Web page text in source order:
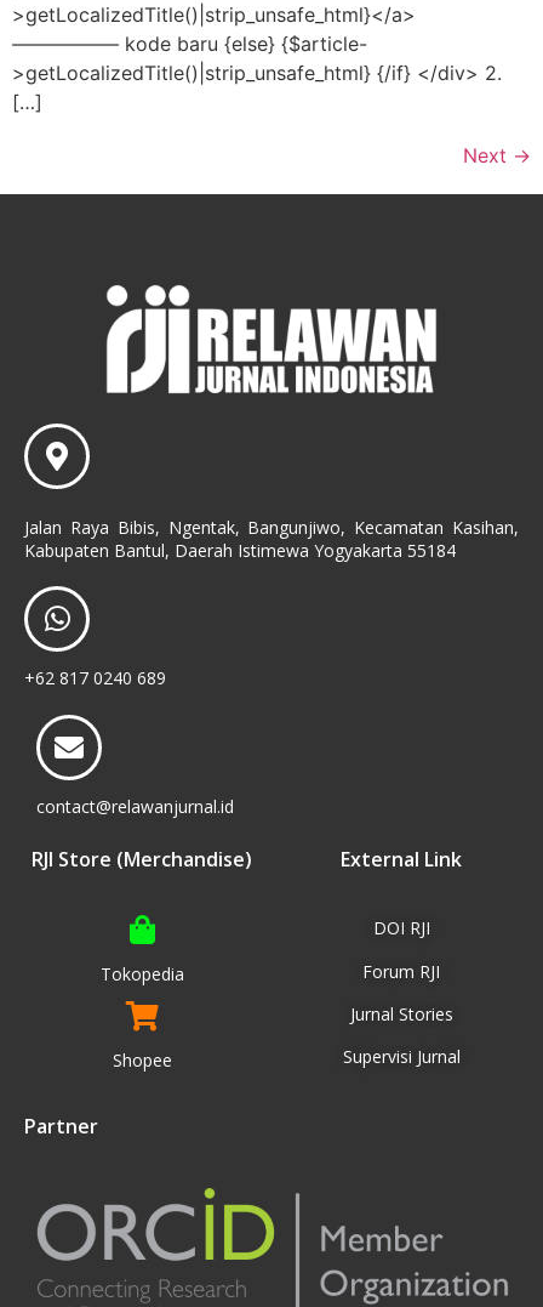
>getLocalizedTitle()|strip_unsafe_html}</a>
—————– kode baru {else} {$article-
>getLocalizedTitle()|strip_unsafe_html} {/if} </div> 2.
[…]
Next →
Jalan Raya Bibis, Ngentak, Bangunjiwo, Kecamatan Kasihan,
Kabupaten Bantul, Daerah Istimewa Yogyakarta 55184
+62 817 0240 689
contact@relawanjurnal.id
RJI Store (Merchandise)
Tokopedia
Shopee
External Link
DOI RJI
Forum RJI
Jurnal Stories
Supervisi Jurnal
Partner